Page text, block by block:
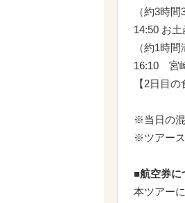
（約3時間
14:50 お土
（約1時間
16:10 宮
【2日目
※当日の混
※ツアース
■航空券に
本ツアー